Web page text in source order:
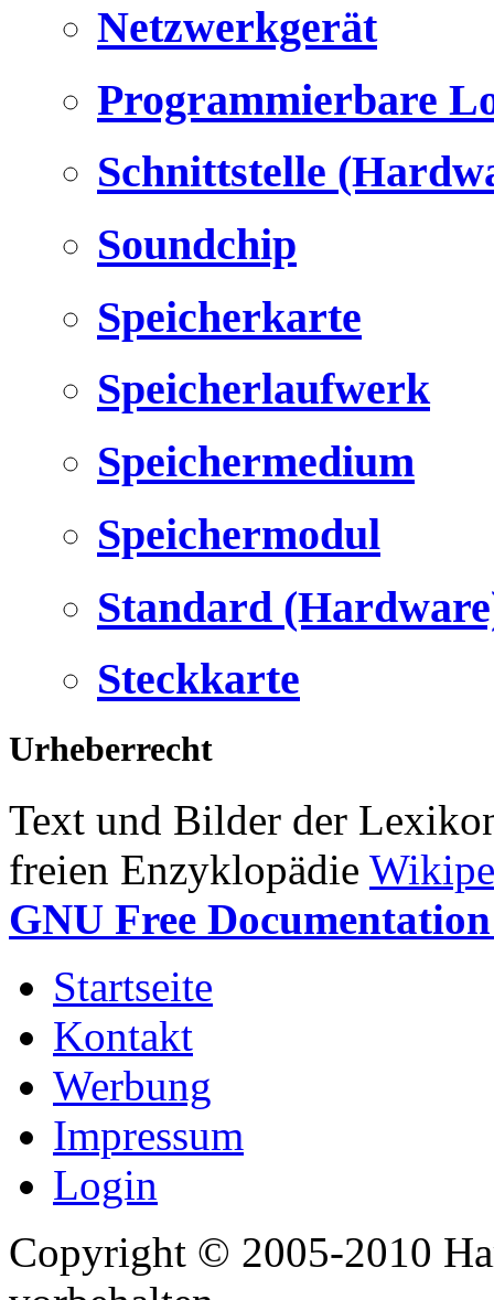
Netzwerkgerät
Programmierbare
Schnittstelle
Soundchip
Speicherkarte
Speicherlaufwerk
Speichermedium
Speichermodul
Standard
Steckkarte
Urheberrecht
Text und Bilder der
freien Enzyklopädie
GNU Free
Startseite
Kontakt
Werbung
Impressum
Login
Copyright © 2005-2010